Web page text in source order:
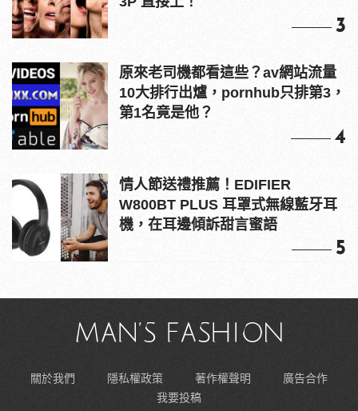
3
原來老司機都看這些？av網站流量
10大排行出爐，pornhub只排第3，
第1名竟是他？
4
情人節送禮推薦！EDIFIER
W800BT PLUS 耳罩式無線藍牙耳
機，在耳邊傾訴甜言蜜語
5
關於我們 隱私權政策 著作權聲明
廣告合作
我要投稿